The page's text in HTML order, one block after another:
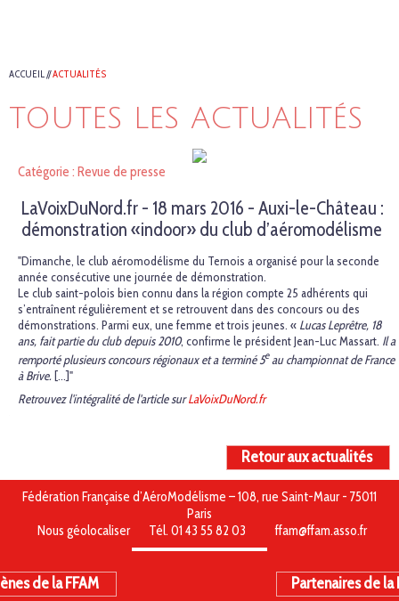
ACCUEIL//ACTUALITÉS
TOUTES LES ACTUALITÉS
Catégorie : Revue de presse
LaVoixDuNord.fr - 18 mars 2016 - Auxi-le-Château :
démonstration «indoor» du club d’aéromodélisme
"Dimanche, le club aéromodélisme du Ternois a organisé pour la seconde
année consécutive une journée de démonstration.
Le club saint-polois bien connu dans la région compte 25 adhérents qui
s’entraînent régulièrement et se retrouvent dans des concours ou des
démonstrations. Parmi eux, une femme et trois jeunes. « Lucas Leprêtre, 18
ans, fait partie du club depuis 2010, confirme le président Jean-Luc Massart. Il a
remporté plusieurs concours régionaux et a terminé 5eau championnat de France
à Brive. [...]"
Retrouvez l'intégralité de l'article surLaVoixDuNord.fr
Retour aux actualités
Fédération Française d’AéroModélisme – 108, rue Saint-Maur - 75011
Paris
Nous géolocaliser
Tél. 01 43 55 82 03 ffam@ffam.asso.fr
de la FFAM Partenaires de la